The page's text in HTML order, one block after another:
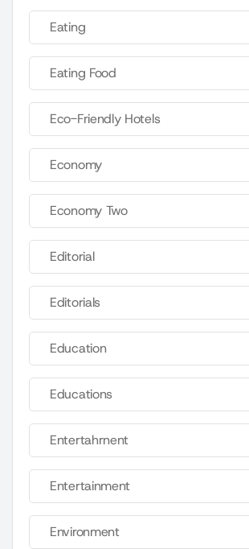
Eating
Eating Food
Eco-Friendly Hotels
Economy
Economy Two
Editorial
Editorials
Education
Educations
Entertahrnent
Entertainment
Environment